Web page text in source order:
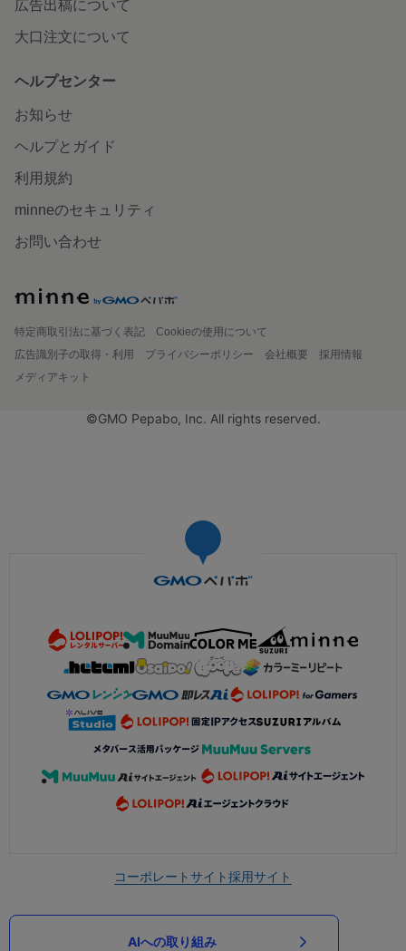
広告出稿について
大口注文について
ヘルプセンター
お知らせ
ヘルプとガイド
利用規約
minneのセキュリティ
お問い合わせ
特定商取引法に基づく表記
Cookieの使用について
広告識別子の取得・利用
プライバシーポリシー 会社概要
採用情報
メディアキット
©GMO Pepabo, Inc. All rights reserved.
コーポレートサイト採用サイト
AIへの取り組み